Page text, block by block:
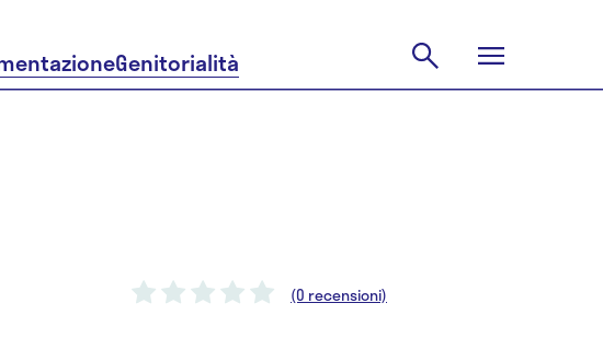
Genitorialità
(0 recensioni)